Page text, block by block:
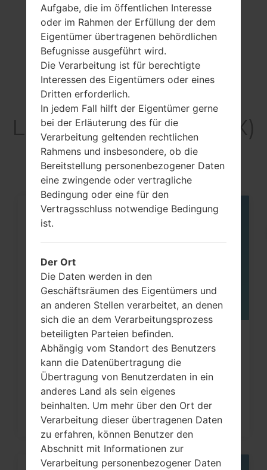
Showing 1 to 2 of 2 entries
Previous 1 Next
Artikel
LGH631MX(LGH631MX)
akaLG G Stylo
Wie kann ich auf LG G3, G4, G5, G7
und ähnlichen Serien...
Aufgabe, die im öffentlichen Interesse
oder im Rahmen der Erfüllung der dem
Eigentümer übertragenen behördlichen
Befugnisse ausgeführt wird.
Die Verarbeitung ist für berechtigte
Interessen des Eigentümers oder eines
Dritten erforderlich.
In jedem Fall hilft der Eigentümer gerne
bei der Erläuterung des für die
Verarbeitung geltenden rechtlichen
Rahmens und insbesondere, ob die
Bereitstellung personenbezogener Daten
eine zwingende oder vertragliche
Bedingung oder eine für den
Vertragsschluss notwendige Bedingung
ist.
Der Ort
Die Daten werden in den
Geschäftsräumen des Eigentümers und
an anderen Stellen verarbeitet, an denen
sich die an dem Verarbeitungsprozess
beteiligten Parteien befinden.
Abhängig vom Standort des Benutzers
kann die Datenübertragung die
Übertragung von Benutzerdaten in ein
anderes Land als sein eigenes
beinhalten. Um mehr über den Ort der
Verarbeitung dieser übertragenen Daten
zu erfahren, können Benutzer den
Abschnitt mit Informationen zur
Verarbeitung personenbezogener Daten